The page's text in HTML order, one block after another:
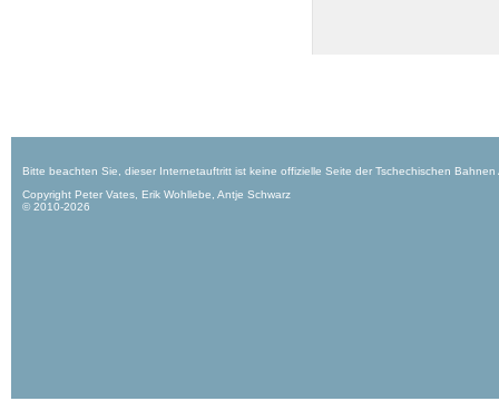
Bitte beachten Sie, dieser Internetauftritt ist keine offizielle Seite der Tschechischen
Copyright Peter Vates, Erik Wohllebe, Antje Schwarz
© 2010-2026